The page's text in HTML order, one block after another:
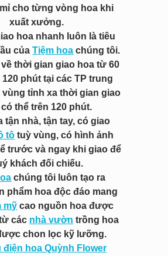
cho từng vòng hoa khi
xuất xưởng.
hoa nhanh luôn là tiêu
củaTiệm hoa chúng tôi.
thời gian giao hoa từ 60
phút tại các TP trung
vùng tỉnh xa thời gian giao
có thể trên 120 phút.
tận nhà, tận tay, có giao
tô tuỳ vùng, có hình ảnh
trước và ngay khi giao để
khách đối chiếu.
chúng tôi luôn tạo ra
phẩm hoa độc đáo mang
mỹ cao nguồn hoa được
các nhà vườn trồng hoa
chon lọc kỹ lưỡng.
điện hoa Quỳnh Flower